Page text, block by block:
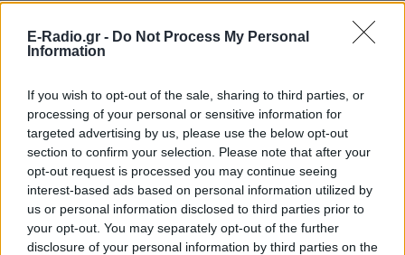
E-Radio.gr - Do Not Process My Personal
Information
If you wish to opt-out of the sale, sharing to third parties, or
processing of your personal or sensitive information for
targeted advertising by us, please use the below opt-out
section to confirm your selection. Please note that after your
opt-out request is processed you may continue seeing
interest-based ads based on personal information utilized by
us or personal information disclosed to third parties prior to
your opt-out. You may separately opt-out of the further
disclosure of your personal information by third parties on the